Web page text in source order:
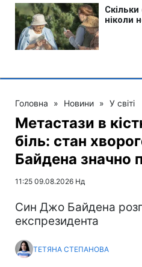
Головна » Новини » У світі
Метастази в
біль: стан
Байдена значно
11:25 09.08.2026 Нд
Син Джо Байдена
експрезидента
ТЕТЯНА СТЕПАНОВА